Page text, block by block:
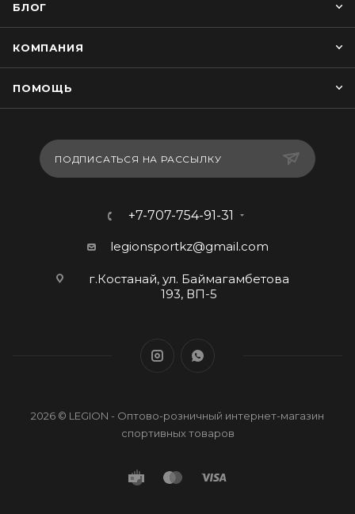
БЛОГ
КОМПАНИЯ
ПОМОЩЬ
ПОДПИСАТЬСЯ НА РАССЫЛКУ
+7-707-754-91-31
legionsportkz@gmail.com
г.Костанай, ул. Баймагамбетова
193, ВП-5
2026 © LEGION - Оптово-розничный интернет-магазин
спортивных товаров